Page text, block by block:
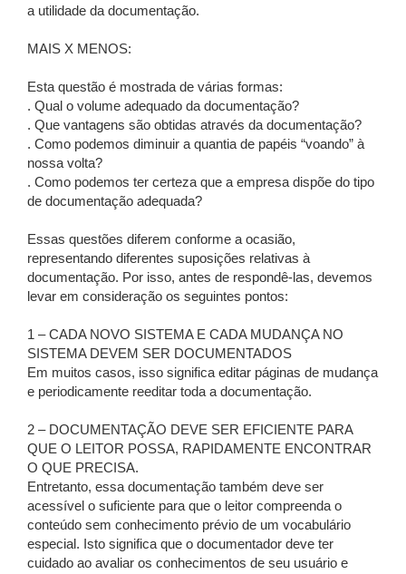
a utilidade da documentação.
MAIS X MENOS:
Esta questão é mostrada de várias formas:
. Qual o volume adequado da documentação?
. Que vantagens são obtidas através da documentação?
. Como podemos diminuir a quantia de papéis “voando” à
nossa volta?
. Como podemos ter certeza que a empresa dispõe do tipo
de documentação adequada?
Essas questões diferem conforme a ocasião,
representando diferentes suposições relativas à
documentação. Por isso, antes de respondê-las, devemos
levar em consideração os seguintes pontos:
1 – CADA NOVO SISTEMA E CADA MUDANÇA NO
SISTEMA DEVEM SER DOCUMENTADOS
Em muitos casos, isso significa editar páginas de mudança
e periodicamente reeditar toda a documentação.
2 – DOCUMENTAÇÃO DEVE SER EFICIENTE PARA
QUE O LEITOR POSSA, RAPIDAMENTE ENCONTRAR
O QUE PRECISA.
Entretanto, essa documentação também deve ser
acessível o suficiente para que o leitor compreenda o
conteúdo sem conhecimento prévio de um vocabulário
especial. Isto significa que o documentador deve ter
cuidado ao avaliar os conhecimentos de seu usuário e